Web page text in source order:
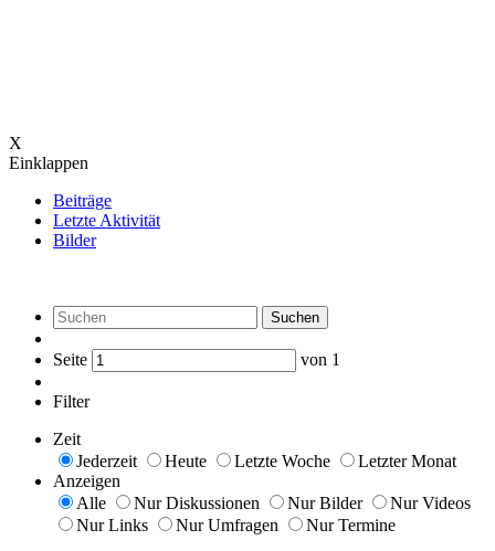
X
Einklappen
Beiträge
Letzte Aktivität
Bilder
Suchen
Seite von 1
Filter
Zeit
Jederzeit
Heute Letzte Woche
Letzter Monat
Anzeigen
Alle
Nur Diskussionen Nur Bilder
Nur Videos
Nur Links
Nur Umfragen
Nur Termine